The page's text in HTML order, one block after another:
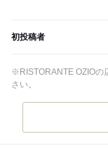
初投稿者
※RISTORANTE OZIOの
さい。